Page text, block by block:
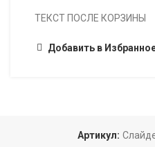
ТЕКСТ ПОСЛЕ КОРЗИНЫ
Добавить в
Артикул: